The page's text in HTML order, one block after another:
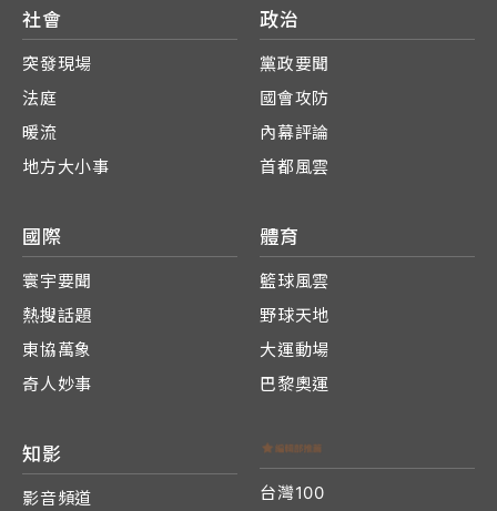
社會
突發現場
法庭
暖流
地方大小事
政治
黨政要聞
國會攻防
內幕評論
首都風雲
國際
寰宇要聞
熱搜話題
東協萬象
奇人妙事
體育
籃球風雲
野球天地
大運動場
巴黎奧運
知影
影音頻道
台灣100